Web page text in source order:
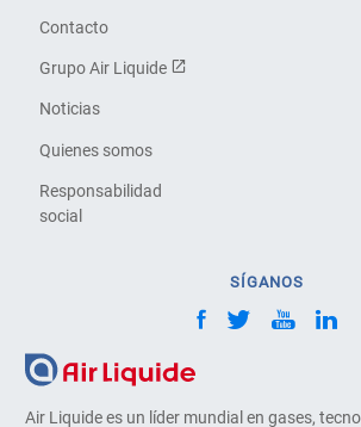
Air Liquide es un líder mundial en gases,
Contacto
Grupo Air Liquide
Noticias
Quienes somos
Responsabilidad
social
SÍGANOS